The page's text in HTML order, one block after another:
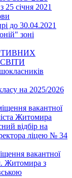
25 січня 2021
до 30.04.2021
зоні
на 2025/2026
вакантної
Житомира
відбір на
ліцею № 34
вакантної
Житомира з